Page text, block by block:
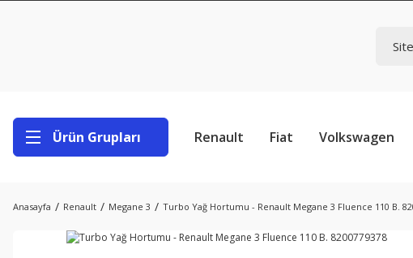
Ürün Grupları Renault Fiat Volkswagen
Anasayfa Renault Megane 3 Turbo Yağ Hortumu - Renault Megane 3 Fluence 110 B.